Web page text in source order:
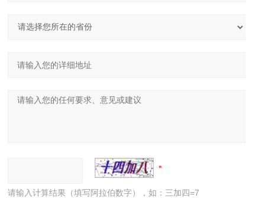
请输入计算结果（填写阿拉伯数字），如：三加四=7